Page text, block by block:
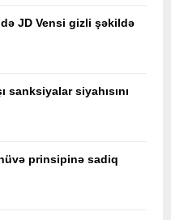
JD Vensi gizli şəkildə
siyahısını
prinsipinə sadiq